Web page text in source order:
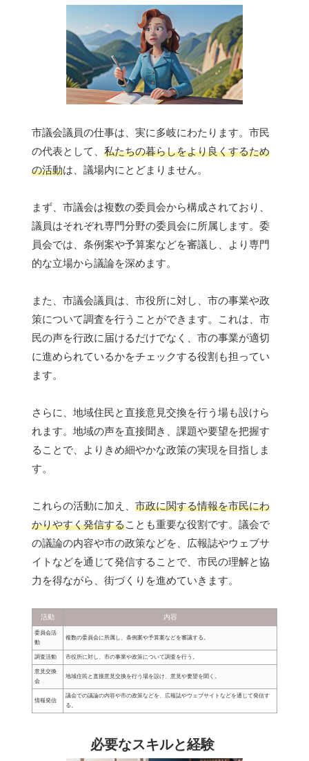
市議会議員の仕事は、実に多岐にわたります。市民
の代表として、 私たちの暮らしをより良くするため
の活動は、議場内にとどまりません。
まず、市議会は複数の委員会から構成されており、
議員はそれぞれ専門分野の委員会に所属します。委
員会では、条例案や予算案などを審議し、より専門
的な立場から議論を深めます。
また、市議会議員は、市役所に対し、市の事業や政
策について調査を行うことができます。これは、市
民の声を行政に届けるだけでなく、市の事業が適切
に進められているかをチェックする役割も担ってい
ます。
さらに、地域住民と直接意見交換を行う場も設けら
れます。地域の声を直接聞き、課題や要望を把握す
ることで、よりきめ細やかな政策の実現を目指しま
す。
これらの活動に加え、 市政に関する情報を市民にわ
かりやすく発信することも重要な役割です。議会で
の議論の内容や市の政策などを、広報誌やウェブサ
イトなどを通じて発信することで、市民の理解と協
力を得ながら、街づくりを進めていきます。
活動 内容
委員会活
動
複数の委員会に所属し、条例案や予算案などを審議する。
調査活動 市役所に対し、市の事業や政策について調査を行う。
意見交換
会
地域住民と直接意見交換を行う場を設け、意見や要望を聞く。
情報発信
議会での議論の内容や市の政策などを、広報誌やウェブサイトなどを通じて発信す
る。
必要なスキルと経験